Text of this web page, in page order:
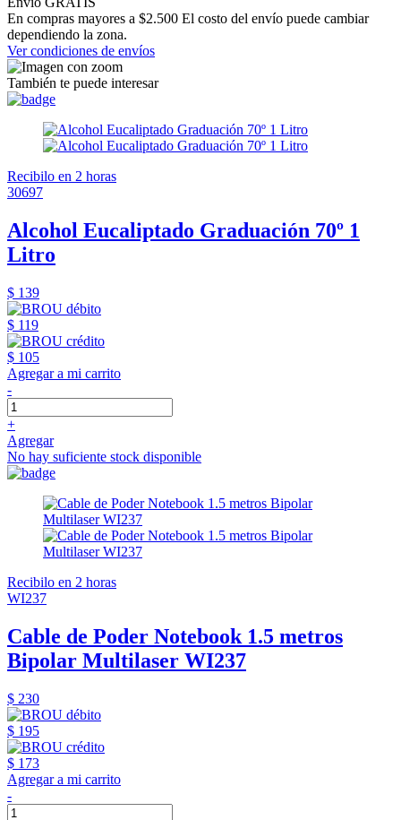
En compras mayores a $2.500 El costo del envío puede cambiar
dependiendo la zona.
Ver condiciones de envíos
También te puede interesar
Recibilo en 2 horas
30697
Alcohol Eucaliptado Graduación 70º 1
Litro
$ 139
$ 119
$ 105
Agregar a mi carrito
-
+
Agregar
No hay suficiente stock disponible
Recibilo en 2 horas
WI237
Cable de Poder Notebook 1.5 metros
Bipolar Multilaser WI237
$ 230
$ 195
$ 173
Agregar a mi carrito
-